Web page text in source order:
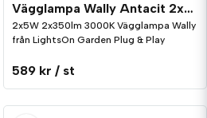
Vägglampa Wally Antacit 2x5W LightsOn Garden Plug & Play
2x5W 2x350lm 3000K Vägglampa Wally
från LightsOn Garden Plug & Play
589 kr / st